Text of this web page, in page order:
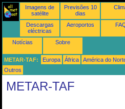
Imagens de
satélite
Previsões 10
dias
Descargas
eléctricas
Aeroportos
Notícias Sobre
METAR-TAF: Europa África América do
Outros
METAR-TAF